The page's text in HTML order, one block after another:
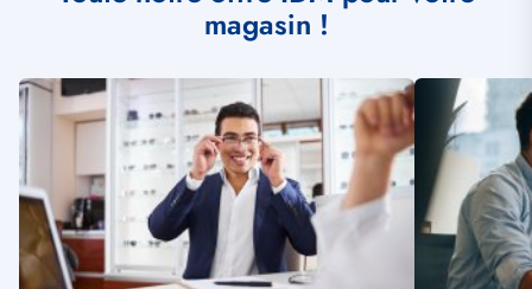
magasin !
Illustration
vignette
Illustration
vignette